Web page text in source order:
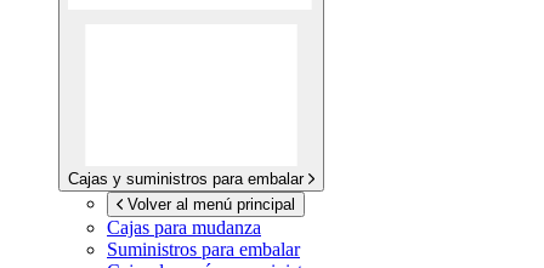
Cajas y suministros para embalar
Volver al menú principal
Cajas para mudanza
Suministros para embalar